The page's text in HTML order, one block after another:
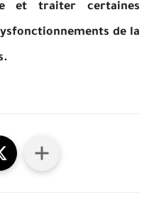
et traiter certaines
de la